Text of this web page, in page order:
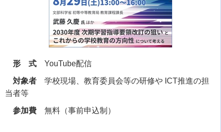
形 式 YouTube配信
対象者 学校現場、教育委員会等の研修や ICT推進の担
当者等
参加費 無料（事前申込制）